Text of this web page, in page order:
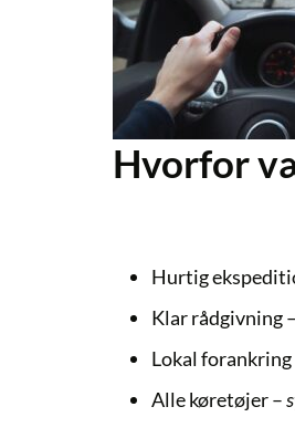
Hvorfor
Hurtig
Klar rådgivning
Lokal forankring
Alle køretøjer–